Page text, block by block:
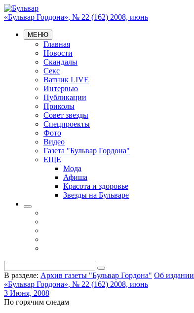
«Бульвар Гордона», № 22 (162) 2008, июнь
МЕНЮ
Главная
Новости
Скандалы
Секс
Ватник LIVE
Интервью
Публикации
Приколы
Совет звезды
Спецпроекты
Фото
Видео
Газета "Бульвар Гордона"
ЕЩЕ
Мода
Афиша
Красота и здоровье
Звезды на Бульваре
В разделе: Архив газеты "Бульвар Гордона" Об издании
«Бульвар Гордона», № 22 (162) 2008, июнь
3 Июня, 2008
По горячим следам